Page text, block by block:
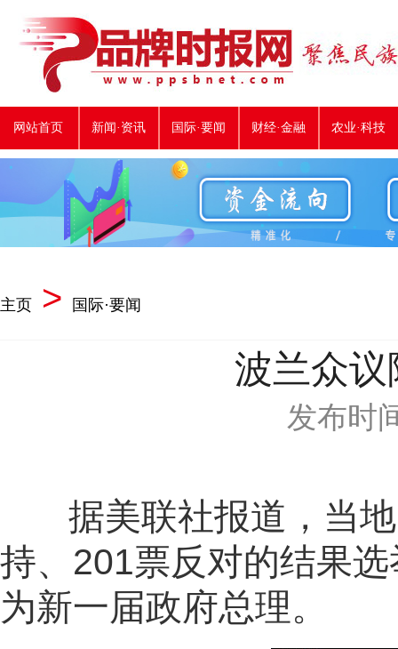
网站首页 新闻·资讯 国际·要闻 财经·金融 农业·科技
主页 > 国际·要闻
波兰众
发布时
据美联社报道，当地
持、201票反对的结果
为新一届政府总理。